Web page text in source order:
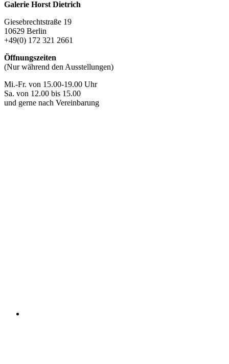
Galerie Horst Dietrich
Giesebrechtstraße 19
10629 Berlin
+49(0) 172 321 2661
Öffnungszeiten
(Nur während den Ausstellungen)
Mi.-Fr. von 15.00-19.00 Uhr
Sa. von 12.00 bis 15.00
und gerne nach Vereinbarung